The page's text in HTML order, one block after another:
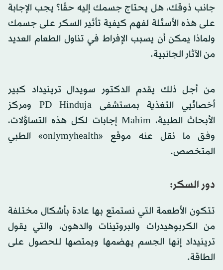
جانب ذوقك، هل يحتاج جسمك إليه حقًا؟ يجب الإجابة
على هذه الأسئلة لفهم كيفية تأثير السكر على جسمك
ولماذا يمكن أن يسبب الإفراط في تناول الطعام العديد
من الآثار الجانبية.
من أجل ذلك يقدم الدكتور سويدال ترينيداد كبير
أخصائيي التغذية بمستشفى PD Hinduja ومركز
الأبحاث الطبية، Mahim إجابات لكل هذه التساؤلات،
وفق ما نقل عنه موقع «onlymyhealth» الطبي
المتخصص.
دور السكر:
تتكون الأطعمة التي نستمتع بها عادة بأشكال مختلفة
من الكربوهيدرات والبروتينات والدهون، والتي يقول
ترينيداد إنها الجسم يهضمها ويمتصها للحصول على
الطاقة.